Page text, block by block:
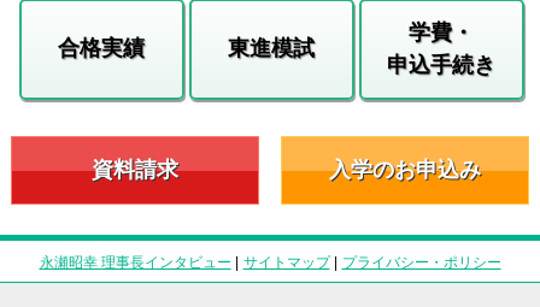
合格実績 東進模試
学費・
申込手続き
資料請求 入学のお申込み
永瀬昭幸 理事長インタビュー | サイトマップ| プライバシー・ポリシー